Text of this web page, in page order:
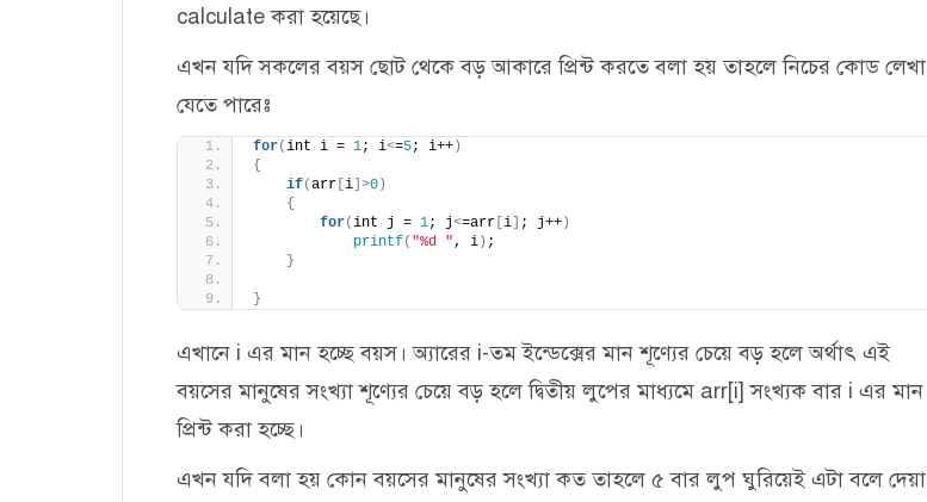
calculate করা হয়েছে।
এখন যদি সকলের বয়স ছোট থেকে বড় আকারে প্রিন্ট করতে বলা হয় তাহলে নিচের কোড লেখা
যেতে পারেঃ
for(int i = 1; i<=5; i++)
{
if(arr [i]>0)
{
for(int j = 1; j<=arr [i] ; j++)
printf( "%d " , i) ;
}
}
এখানে i এর মান হচ্ছে বয়স। অ্যারের i-তম ইন্ডেক্সের মান শূণ্যের চেয়ে বড় হলে অর্থাৎ এই
বয়সের মানুষের সংখ্যা শূণ্যের চেয়ে বড় হলে দ্বিতীয় লুপের মাধ্যমে arr[i] সংখ্যক বার i এর মান
প্রিন্ট করা হচ্ছে।
এখন যদি বলা হয় কোন বয়সের মানুষের সংখ্যা কত তাহলে ৫ বার লুপ ঘুরিয়েই এটা বলে দেয়া